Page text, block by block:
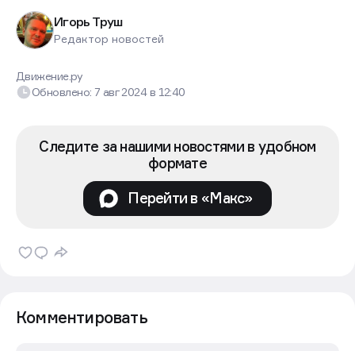
Игорь Труш
Редактор новостей
Движение.ру
Обновлено: 7 авг 2024в 12:40
Следите за нашими новостями в удобном
формате
Перейти в «Макс»
Комментировать